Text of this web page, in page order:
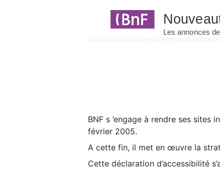
BNF s ’engage à rendre ses
février 2005.
A cette fin, il met en œuvre la
Cette déclaration d’accessibilité